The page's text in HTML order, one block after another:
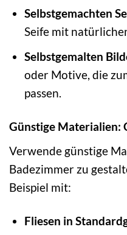
Selbstgemachten
Seife mit
Selbstgemalten
oder Motive, die
passen.
Günstige Materialien:
Verwende günstige
Badezimmer zu
Beispiel mit:
Fliesen in